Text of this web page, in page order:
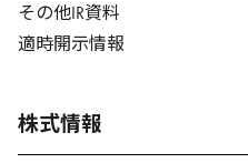
その他IR資料
適時開示情報
株式情報